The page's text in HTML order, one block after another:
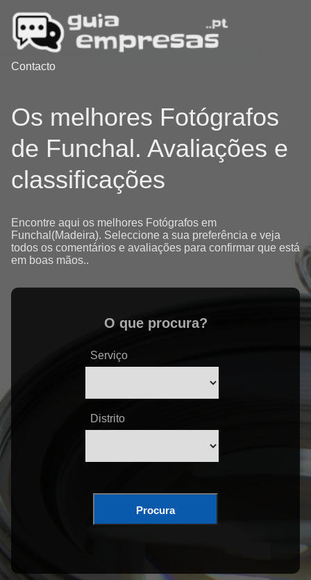
Contacto
Os melhores Fotógrafos
de Funchal. Avaliações e
classificações
Encontre aqui os melhores Fotógrafos em
Funchal(Madeira). Seleccione a sua preferência e veja
todos os comentários e avaliações para confirmar que está
em boas mãos..
O que procura?
Serviço
Distrito
Procura